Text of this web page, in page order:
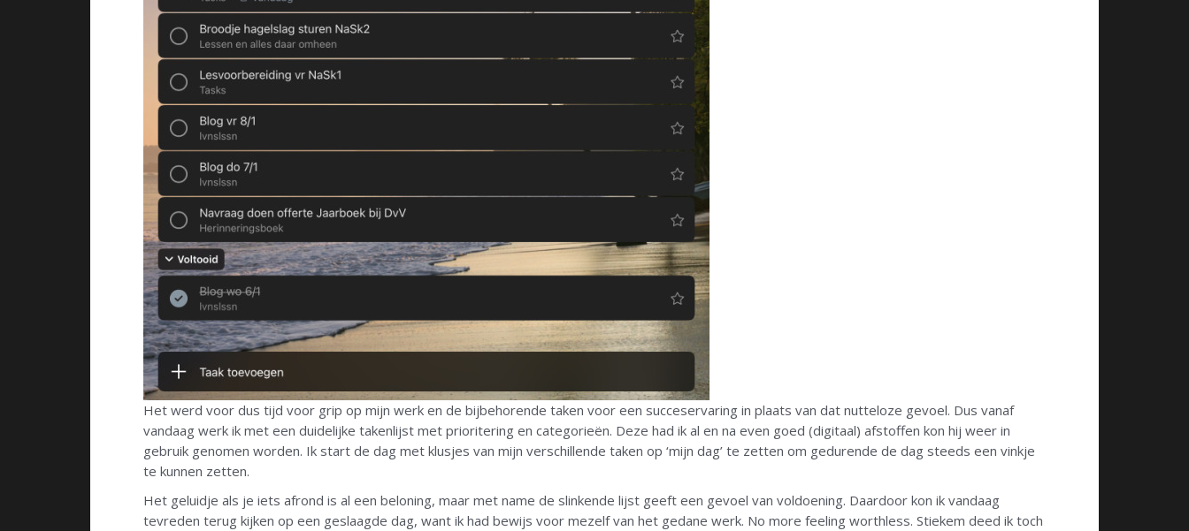
Het werd voor dus tijd voor grip op mijn werk en de bijbehorende taken voor een succeservaring in plaats van dat nutteloze gevoel. Dus vanaf
vandaag werk ik met een duidelijke takenlijst met prioritering en categorieën. Deze had ik al en na even goed (digitaal) afstoffen kon hij weer in
gebruik genomen worden. Ik start de dag met klusjes van mijn verschillende taken op ‘mijn dag’ te zetten om gedurende de dag steeds een vinkje
te kunnen zetten.
Het geluidje als je iets afrond is al een beloning, maar met name de slinkende lijst geeft een gevoel van voldoening. Daardoor kon ik vandaag
tevreden terug kijken op een geslaagde dag, want ik had bewijs voor mezelf van het gedane werk. No more feeling worthless. Stiekem deed ik toch